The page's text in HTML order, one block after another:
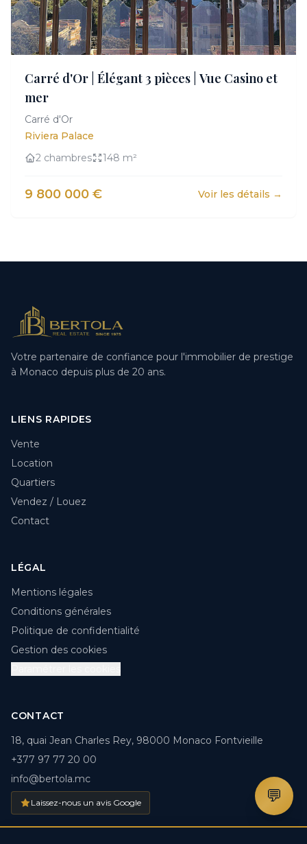
Carré d'Or | Élégant 3 pièces | Vue Casino et
mer
Carré d'Or
Riviera Palace
2 chambres
148 m²
9 800 000 € Voir les détails →
Votre partenaire de confiance pour l'immobilier de prestige
à Monaco depuis plus de 20 ans.
LIENS RAPIDES
Vente
Location
Quartiers
Vendez / Louez
Contact
LÉGAL
Mentions légales
Conditions générales
Politique de confidentialité
Gestion des cookies
CONTACT
18, quai Jean Charles Rey, 98000 Monaco Fontvieille
+377 97 77 20 00
info@bertola.mc
Laissez-nous un avis Google 💬